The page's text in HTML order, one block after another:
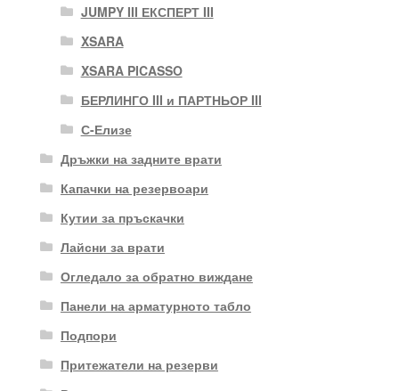
JUMPY III ЕКСПЕРТ III
XSARA
XSARA PICASSO
БЕРЛИНГО III и ПАРТНЬОР III
С-Елизе
Дръжки на задните врати
Капачки на резервоари
Кутии за пръскачки
Лайсни за врати
Огледало за обратно виждане
Панели на арматурното табло
Подпори
Притежатели на резерви